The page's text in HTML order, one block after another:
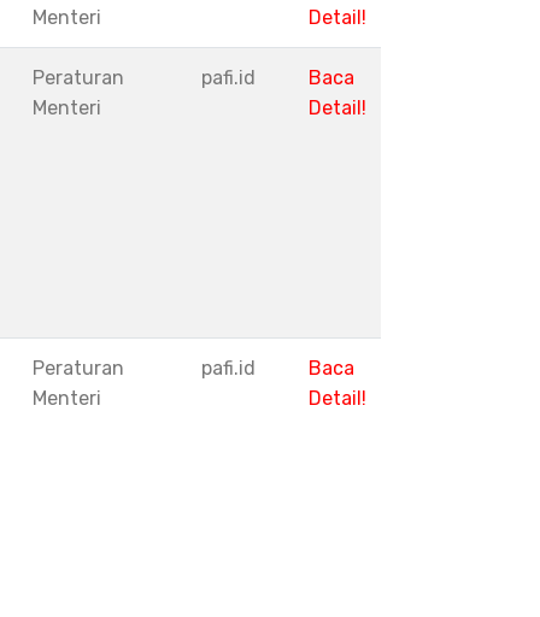
Menteri
Detail!
Peraturan
Menteri
pafi.id
Baca
Detail!
Peraturan
Menteri
pafi.id
Baca
Detail!